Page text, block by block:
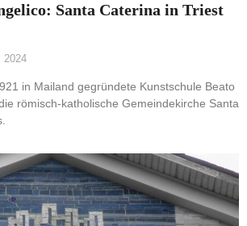
Santa Caterina in Triest
2024
in Mailand gegründete Kunstschule Beato
römisch-katholische Gemeindekirche Santa